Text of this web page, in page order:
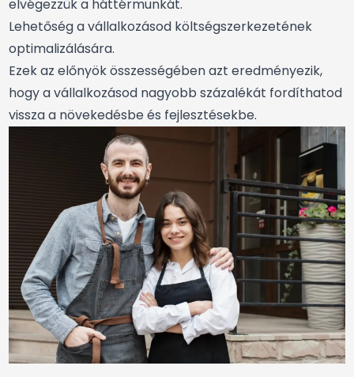
elvégezzük a háttérmunkát.
Lehetőség a vállalkozásod költségszerkezetének
optimalizálására.
Ezek az előnyök összességében azt eredményezik,
hogy a vállalkozásod nagyobb százalékát fordíthatod
vissza a növekedésbe és fejlesztésekbe.